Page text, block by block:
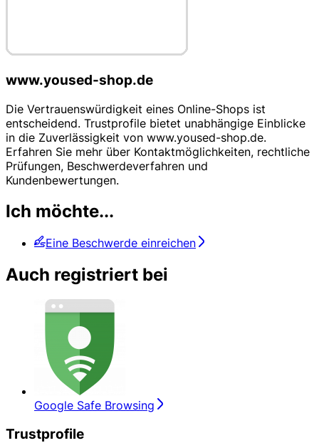
www.yoused-shop.de
Die Vertrauenswürdigkeit eines Online-Shops ist
entscheidend. Trustprofile bietet unabhängige Einblicke
in die Zuverlässigkeit von www.yoused-shop.de.
Erfahren Sie mehr über Kontaktmöglichkeiten, rechtliche
Prüfungen, Beschwerdeverfahren und
Kundenbewertungen.
Ich möchte...
Eine Beschwerde einreichen
Auch registriert bei
Google Safe Browsing
Trustprofile